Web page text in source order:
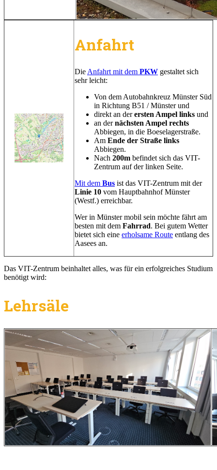
Anfahrt
Die Anfahrt mit dem PKW gestaltet sich
sehr leicht:
Von dem Autobahnkreuz Münster Süd
in Richtung B51 / Münster und
direkt an derersten Ampel links und
an dernächsten Ampel rechts
Abbiegen, in die Boeselagerstraße.
Am Ende der Straße links
Abbiegen.
Nach 200m befindet sich das VIT-
Zentrum auf der linken Seite.
Mit dem Bus ist das VIT-Zentrum mit der
Linie 10 vom Hauptbahnhof Münster
(Westf.) erreichbar.
Wer in Münster mobil sein möchte fährt am
besten mit dem Fahrrad. Bei gutem Wetter
bietet sich eine erholsame Route entlang des
Aasees an.
Das VIT-Zentrum beinhaltet alles, was für ein erfolgreiches Studium
benötigt wird:
Lehrsäle